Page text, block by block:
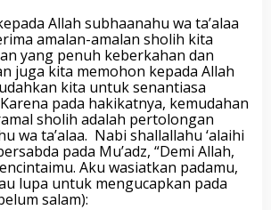
Allah subhaanahu wa ta’alaa
amalan-amalan sholih kita
yang penuh keberkahan dan
juga kita memohon kepada Allah
kita untuk senantiasa
pada hakikatnya, kemudahan
sholih adalah pertolongan
wa ta’alaa. Nabi shallallahu ‘alaihi
pada Mu’adz, “Demi Allah,
Aku wasiatkan padamu,
lupa untuk mengucapkan pada
salam):